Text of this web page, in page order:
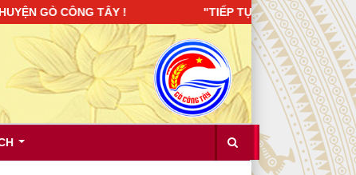
CÔNG TÂY ! "TIẾP TỤC XÂY DỰNG ĐẢNG BỘ TRONG